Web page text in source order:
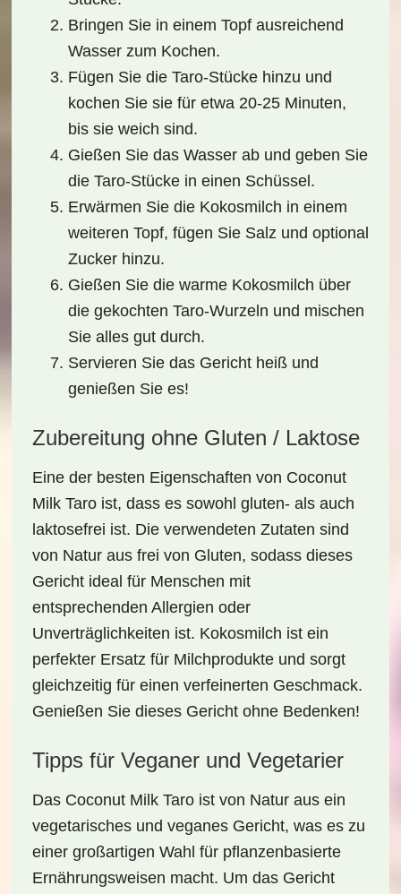
Bringen Sie in einem Topf ausreichend
Wasser zum Kochen.
Fügen Sie die Taro-Stücke hinzu und
kochen Sie sie für etwa 20-25 Minuten,
bis sie weich sind.
Gießen Sie das Wasser ab und geben Sie
die Taro-Stücke in einen Schüssel.
Erwärmen Sie die Kokosmilch in einem
weiteren Topf, fügen Sie Salz und optional
Zucker hinzu.
Gießen Sie die warme Kokosmilch über
die gekochten Taro-Wurzeln und mischen
Sie alles gut durch.
Servieren Sie das Gericht heiß und
genießen Sie es!
Zubereitung ohne Gluten / Laktose
Eine der besten Eigenschaften von Coconut
Milk Taroist, dass es sowohl gluten- als auch
laktosefrei ist. Die verwendeten Zutaten sind
von Natur aus frei von Gluten, sodass dieses
Gericht ideal für Menschen mit
entsprechenden Allergien oder
Unverträglichkeiten ist. Kokosmilch ist ein
perfekter Ersatz für Milchprodukte und sorgt
gleichzeitig für einen verfeinerten Geschmack.
Genießen Sie dieses Gericht ohne Bedenken!
Tipps für Veganer und Vegetarier
Das Coconut Milk Taroist von Natur aus ein
vegetarisches und veganes Gericht, was es zu
einer großartigen Wahl für pflanzenbasierte
Ernährungsweisen macht. Um das Gericht